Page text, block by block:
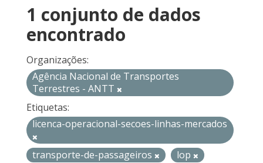
1 conjunto de dados
encontrado
Organizações:
Agência Nacional de Transportes
Terrestres - ANTT
Etiquetas:
licenca-operacional-secoes-linhas-mercados
transporte-de-passageiros
lop